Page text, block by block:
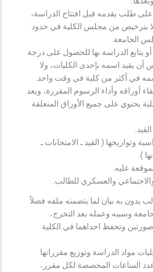
على طلب يقدمه قبل افتتاح الدراسة،
إلا بترخيص من مجلس الكلية في حدود
الجامعة.
يتابع الدراسة بها للحصول على درجة
أن يقيد اسمه بإحدى الكليات، ولا
في أكثر من كلية في وقت واحد.
أوراقه وأداء الرسوم المقررة، ويعد
يحتوي على جميع الأوراق المتعلقة
وتواريخها ( القيد ـ الامتحانات ـ
).
عليه.
والعسكري للطالب.
به بيان لما يتضمنه ملفه فضلاً
وسببه وعمله بعد التخرج،
وتحفظ احداهما في الكلية
مواد الدراسة وتوزيع مقرراتها
الساعات المخصصة لكل مقرر،